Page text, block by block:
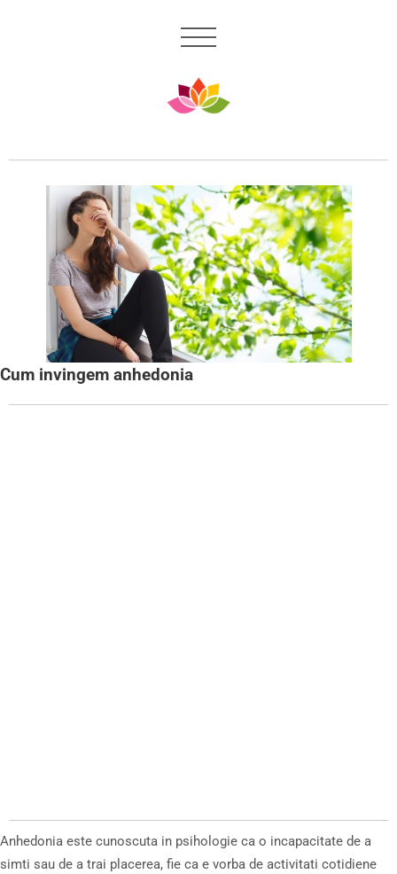
Cum invingem anhedonia
Anhedonia este cunoscuta in psihologie ca o incapacitate de a
simti sau de a trai placerea, fie ca e vorba de activitati cotidiene